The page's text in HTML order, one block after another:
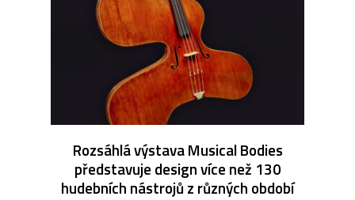
Rozsáhlá výstava Musical Bodies
představuje design více než 130
hudebních nástrojů z různých období